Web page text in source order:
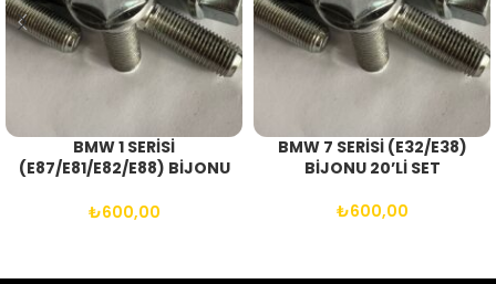
BMW 1 SERİSİ
(E87/E81/E82/E88) BİJONU
₺600,00
BMW 7 SERİSİ (E32/E38)
BİJONU 20’Lİ SET
₺600,00